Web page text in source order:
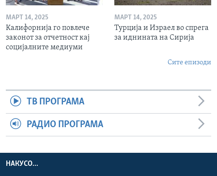
МАРТ 14, 2025
Калифорнија го повлече
законот за отчетност кај
социјалните медиуми
МАРТ 14, 2025
Турција и Израел во спрега
за иднината на Сирија
Сите епизоди
ТВ ПРОГРАМА
РАДИО ПРОГРАМА
НАКУСО...